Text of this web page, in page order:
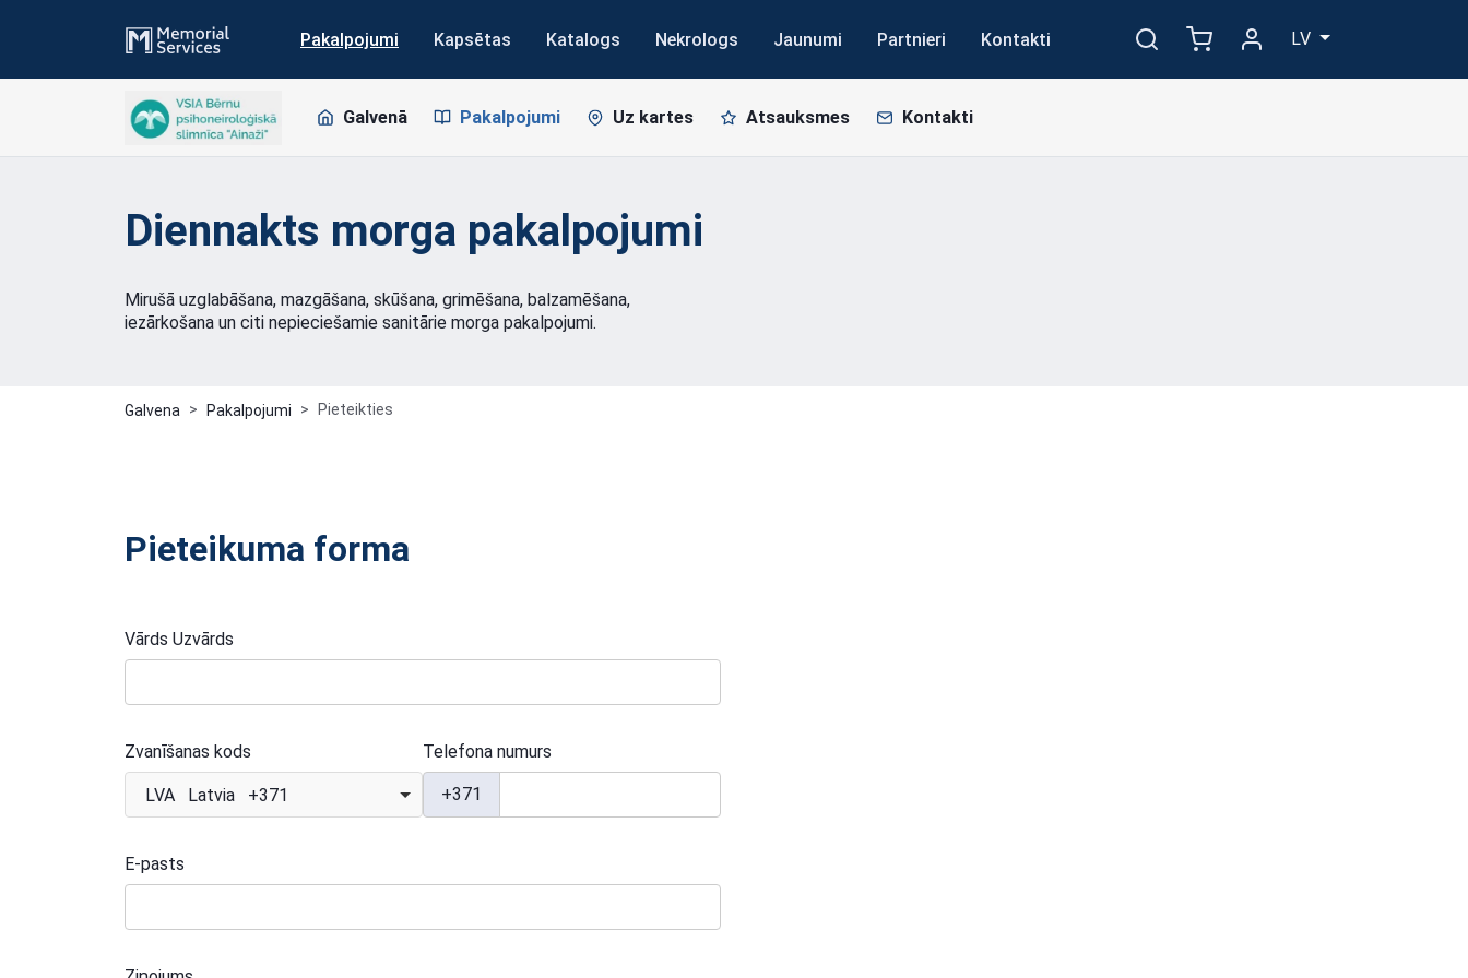
Pakalpojumi Kapsētas Katalogs Nekrologs Jaunumi Partnieri Kontakti LV
Galvenā Pakalpojumi Uz kartes Atsauksmes Kontakti
Diennakts morga pakalpojumi
Mirušā uzglabāšana, mazgāšana, skūšana, grimēšana, balzamēšana,
iezārkošana un citi nepieciešamie sanitārie morga pakalpojumi.
Galvena Pakalpojumi Pieteikties
Pieteikuma forma
Vārds Uzvārds
Zvanīšanas kods
LVA Latvia +371
Telefona numurs
+371
E-pasts